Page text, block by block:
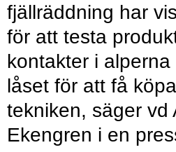
fjällräddning har
för att testa
kontakter i
låset för att få
tekniken, säger vd
Ekengren i en